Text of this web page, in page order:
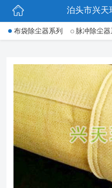
布袋除尘器系列 脉冲除尘器